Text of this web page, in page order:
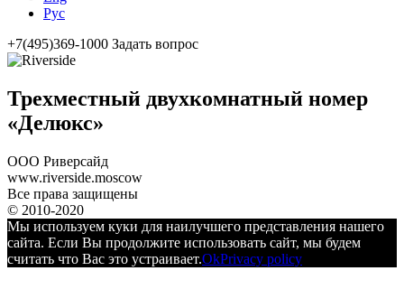
Рус
+7(495)369-1000 Задать вопрос
Трехместный двухкомнатный номер
«Делюкс»
ООО Риверсайд
www.riverside.moscow
Все права защищены
© 2010-2020
Мы используем куки для наилучшего представления нашего
сайта. Если Вы продолжите использовать сайт, мы будем
считать что Вас это устраивает.OkPrivacy policy